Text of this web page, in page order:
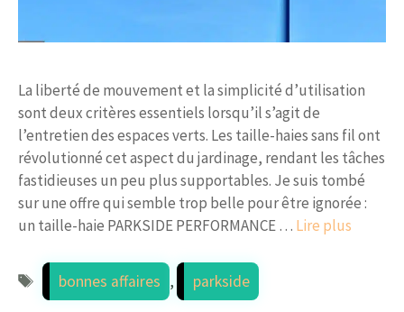
La liberté de mouvement et la simplicité d’utilisation
sont deux critères essentiels lorsqu’il s’agit de
l’entretien des espaces verts. Les taille-haies sans fil ont
révolutionné cet aspect du jardinage, rendant les tâches
fastidieuses un peu plus supportables. Je suis tombé
sur une offre qui semble trop belle pour être ignorée :
un taille-haie PARKSIDE PERFORMANCE … Lire plus
Étiquettes
bonnes affaires , parkside